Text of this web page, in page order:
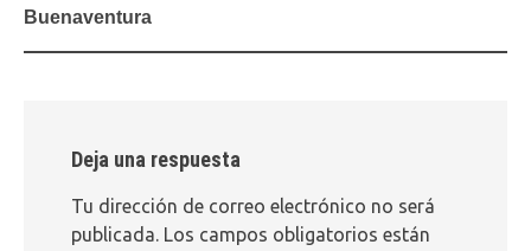
Buenaventura
Deja una respuesta
Tu dirección de correo electrónico no será
publicada. Los campos obligatorios están